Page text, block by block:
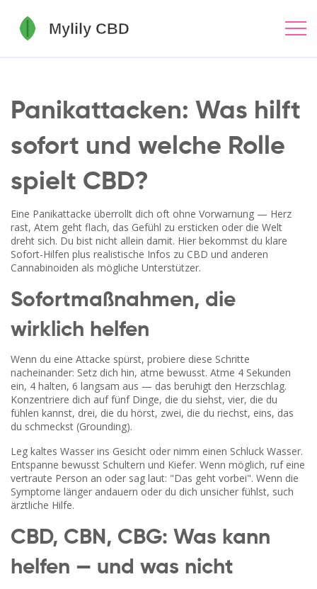
Panikattacken: Was hilft
sofort und welche Rolle
spielt CBD?
Eine Panikattacke überrollt dich oft ohne Vorwarnung — Herz
rast, Atem geht flach, das Gefühl zu ersticken oder die Welt
dreht sich. Du bist nicht allein damit. Hier bekommst du klare
Sofort-Hilfen plus realistische Infos zu CBD und anderen
Cannabinoiden als mögliche Unterstützer.
Sofortmaßnahmen, die
wirklich helfen
Wenn du eine Attacke spürst, probiere diese Schritte
nacheinander: Setz dich hin, atme bewusst. Atme 4 Sekunden
ein, 4 halten, 6 langsam aus — das beruhigt den Herzschlag.
Konzentriere dich auf fünf Dinge, die du siehst, vier, die du
fühlen kannst, drei, die du hörst, zwei, die du riechst, eins, das
du schmeckst (Grounding).
Leg kaltes Wasser ins Gesicht oder nimm einen Schluck Wasser.
Entspanne bewusst Schultern und Kiefer. Wenn möglich, ruf eine
vertraute Person an oder sag laut: "Das geht vorbei". Wenn die
Symptome länger andauern oder du dich unsicher fühlst, such
ärztliche Hilfe.
CBD, CBN, CBG: Was kann
helfen — und was nicht